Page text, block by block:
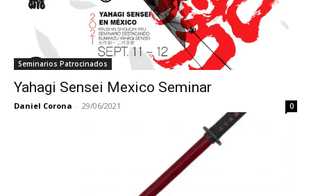
Seminarios Patrocinados
Yahagi Sensei Mexico Seminar
Daniel Corona - 29/06/2021 0